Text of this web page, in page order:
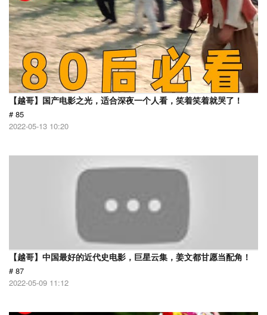
【越哥】国产电影之光，适合深夜一个人看，笑着笑着就哭了！
# 85
2022-05-13 10:20
【越哥】中国最好的近代史电影，巨星云集，姜文都甘愿当配角！
# 87
2022-05-09 11:12